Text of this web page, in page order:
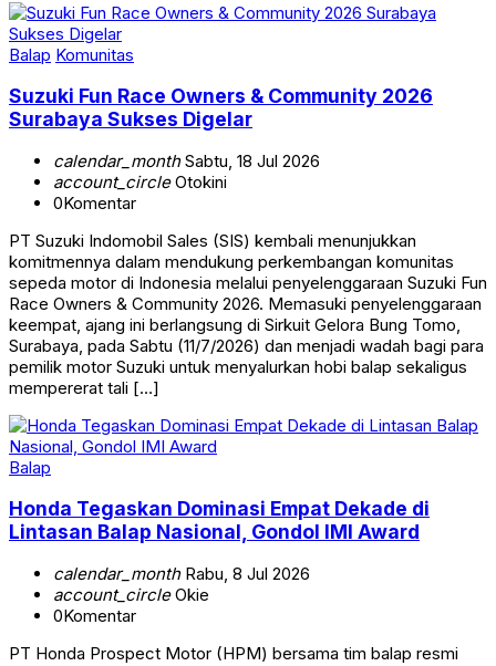
Balap Komunitas
Suzuki Fun Race Owners & Community 2026
Surabaya Sukses Digelar
calendar_monthSabtu, 18 Jul 2026
account_circleOtokini
0Komentar
PT Suzuki Indomobil Sales (SIS) kembali menunjukkan
komitmennya dalam mendukung perkembangan komunitas
sepeda motor di Indonesia melalui penyelenggaraan Suzuki Fun
Race Owners & Community 2026. Memasuki penyelenggaraan
keempat, ajang ini berlangsung di Sirkuit Gelora Bung Tomo,
Surabaya, pada Sabtu (11/7/2026) dan menjadi wadah bagi para
pemilik motor Suzuki untuk menyalurkan hobi balap sekaligus
mempererat tali […]
Balap
Honda Tegaskan Dominasi Empat Dekade di
Lintasan Balap Nasional, Gondol IMI Award
calendar_monthRabu, 8 Jul 2026
account_circleOkie
0Komentar
PT Honda Prospect Motor (HPM) bersama tim balap resmi